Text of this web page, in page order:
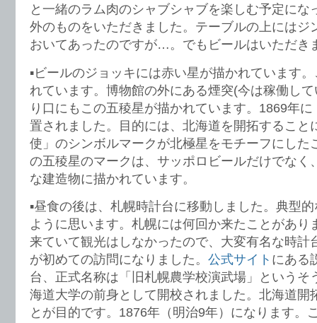
と一緒のラム肉のシャブシャブを楽しむ予定にな
外のものをいただきました。テーブルの上にはジ
おいてあったのですが…。でもビールはいただき
▪️ビールのジョッキには赤い星が描かれています
れています。博物館の外にある煙突(今は稼働し
り口にもこの五稜星が描かれています。1869年
置されました。目的には、北海道を開拓すること
使」のシンボルマークが北極星をモチーフにした
の五稜星のマークは、サッポロビールだけでなく
な建造物に描かれています。
▪️昼食の後は、札幌時計台に移動しました。典型
ように思います。札幌には何回か来たことがあり
来ていて観光はしなかったので、大変有名な時計
が初めての訪問になりました。 公式サイト にある
台、正式名称は「旧札幌農学校演武場」というそ
海道大学の前身として開校されました。北海道開
とが目的です。1876年（明治9年）になります。